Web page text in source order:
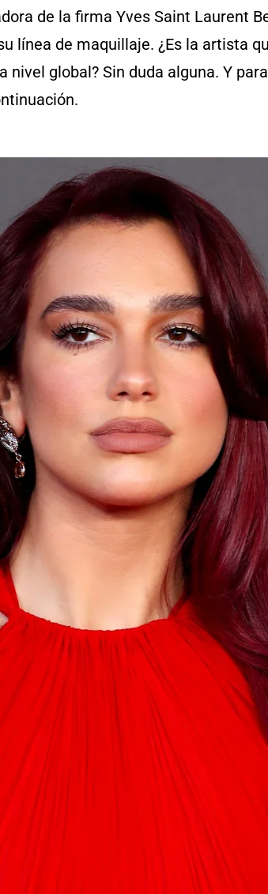
de la firma Yves Saint Laurent
línea de maquillaje. ¿Es la artista
a nivel global? Sin duda alguna. Y